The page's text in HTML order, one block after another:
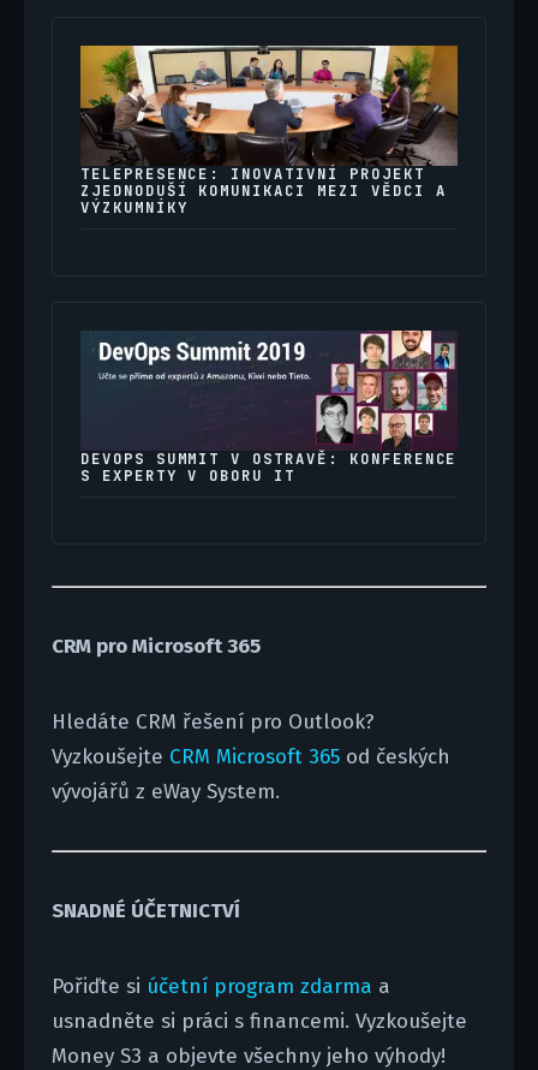
TELEPRESENCE: INOVATIVNÍ PROJEKT
ZJEDNODUŠÍ KOMUNIKACI MEZI VĚDCI A
VÝZKUMNÍKY
DEVOPS SUMMIT V OSTRAVĚ: KONFERENCE
S EXPERTY V OBORU IT
CRM pro Microsoft 365
Hledáte CRM řešení pro Outlook?
Vyzkoušejte CRM Microsoft 365od českých
vývojářů z eWay System.
SNADNÉ ÚČETNICTVÍ
Pořiďte si účetní program zdarma a
usnadněte si práci s financemi. Vyzkoušejte
Money S3 a objevte všechny jeho výhody!